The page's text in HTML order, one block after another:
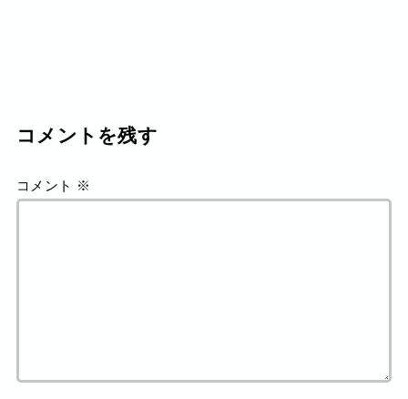
コメントを残す
コメント ※